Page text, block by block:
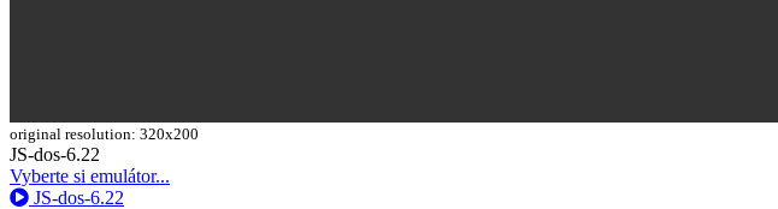
original resolution: 320x200
JS-dos-6.22
Dropdown
Vyberte si emulátor...
JS-dos-6.22